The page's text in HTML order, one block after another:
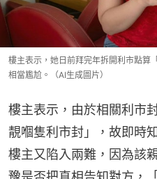
樓主表示，她日前拜完年拆開利市點算
相當尷尬。（AI生成圖片）
樓主表示，由於相關利市
靚嗰隻利市封」，故即時
樓主又陷入兩難，因為該